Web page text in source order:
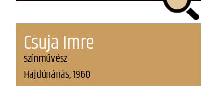
Csuja Imre
színművész
Hajdúnánás, 1960